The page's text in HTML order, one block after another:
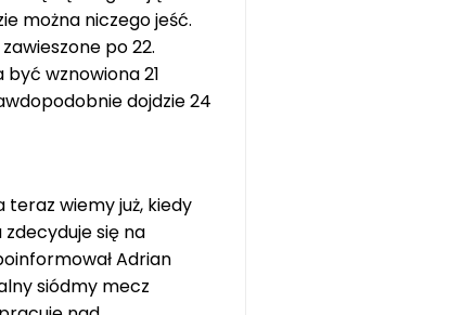
można niczego jeść.
po 22.
wznowiona 21
dojdzie 24
teraz wiemy już, kiedy
zdecyduje się na
Adrian
siódmy mecz